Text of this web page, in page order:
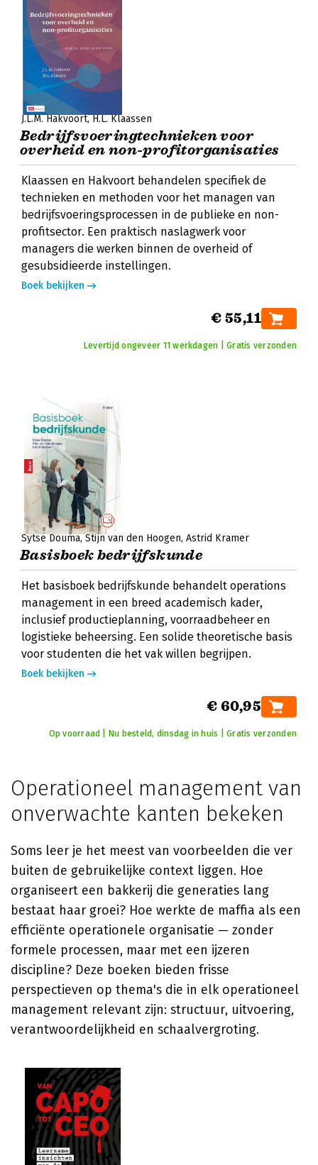
J.L.M. Hakvoort H.L. Klaassen
Bedrijfsvoeringtechnieken voor
overheid en non-profitorganisaties
Klaassen en Hakvoort behandelen specifiek de
technieken en methoden voor het managen van
bedrijfsvoeringsprocessen in de publieke en non-
profitsector. Een praktisch naslagwerk voor
managers die werken binnen de overheid of
gesubsidieerde instellingen.
Boek bekijken
€ 55,11
Levertijd ongeveer 11 werkdagen | Gratis verzonden
Sytse Douma Stijn van den Hoogen Astrid Kramer
Basisboek bedrijfskunde
Het basisboek bedrijfskunde behandelt operations
management in een breed academisch kader,
inclusief productieplanning, voorraadbeheer en
logistieke beheersing. Een solide theoretische basis
voor studenten die het vak willen begrijpen.
Boek bekijken
€ 60,95
Op voorraad | Nu besteld, dinsdag in huis | Gratis verzonden
Operationeel management van
onverwachte kanten bekeken
Soms leer je het meest van voorbeelden die ver
buiten de gebruikelijke context liggen. Hoe
organiseert een bakkerij die generaties lang
bestaat haar groei? Hoe werkte de maffia als een
efficiënte operationele organisatie — zonder
formele processen, maar met een ijzeren
discipline? Deze boeken bieden frisse
perspectieven op thema's die in elk operationeel
management relevant zijn: structuur, uitvoering,
verantwoordelijkheid en schaalvergroting.